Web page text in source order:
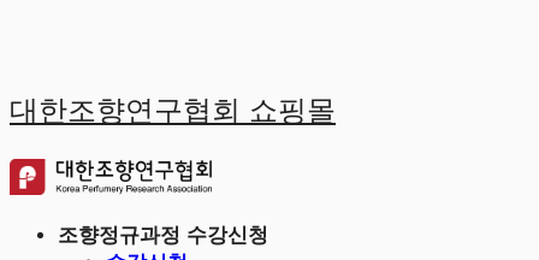
대한조향연구협회 쇼핑몰
조향정규과정 수강신청